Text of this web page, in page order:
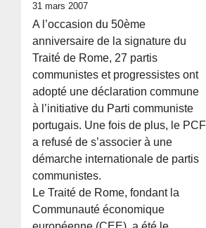
31 mars 2007
A l’occasion du 50ème
anniversaire de la signature du
Traité de Rome, 27 partis
communistes et progressistes ont
adopté une déclaration commune
à l’initiative du Parti communiste
portugais. Une fois de plus, le PCF
a refusé de s’associer à une
démarche internationale de partis
communistes.
Le Traité de Rome, fondant la
Communauté économique